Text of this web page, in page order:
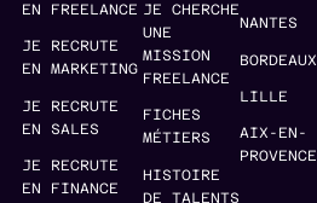
EN FREELANCE
JE RECRUTE
EN MARKETING
JE RECRUTE
EN SALES
JE RECRUTE
EN FINANCE
JE CHERCHE
UNE
MISSION
FREELANCE
FICHES
MÉTIERS
HISTOIRE
DE TALENTS
NANTES
BORDEAUX
LILLE
AIX-EN-
PROVENCE